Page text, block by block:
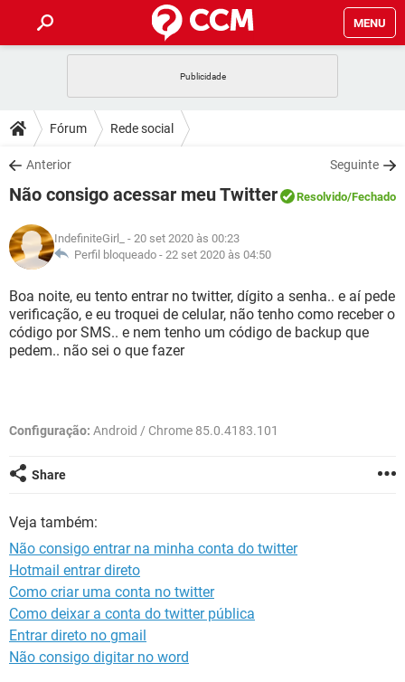
MENU
CELULAR
OUTLOOK
INSTAGRAM GMAIL
GUIA DE COMPRAS
DICAS
JOGOS
INSTAGRAM GMAIL
GUIA DE COMPRAS
DOWNLOADS
JOGOS WHATSAPP
CELULAR
OUTLOOK EXCEL
INSTAGRAM GMAIL
GUIA DE COMPRAS
JOGOS WHATSAPP
CELULAR
OUTLOOK EXCEL
INSTAGRAM GMAIL
GLOSSÁRIO
WHATSAPP
CELULAR FACEBOOK
OUTLOOK
Fórum Rede social
Anterior Seguinte
Não consigo acessar meu Twitter Resolvido/Fechado
IndefiniteGirl_
- 20 set 2020 às 00:23
Perfil bloqueado - 22 set 2020 às 04:50
Boa noite, eu tento entrar no twitter, dígito a senha.. e aí pede
verificação, e eu troquei de celular, não tenho como receber o
código por SMS.. e nem tenho um código de backup que
pedem.. não sei o que fazer
Configuração: Android / Chrome 85.0.4183.101
Share
Veja também:
Não consigo entrar na minha conta do twitter
Hotmail entrar direto
Como criar uma conta no twitter
Como deixar a conta do twitter pública
Entrar direto no gmail
Não consigo digitar no word